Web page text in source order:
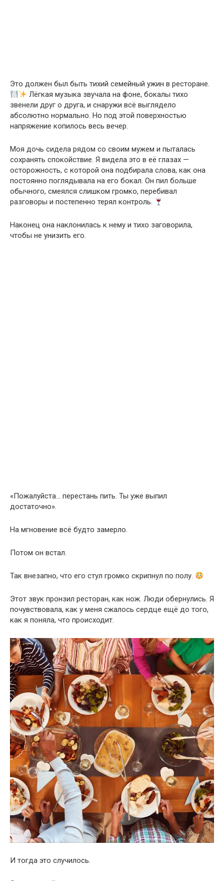
Это должен был быть тихий семейный ужин в ресторане.
Лёгкая музыка звучала на фоне, бокалы тихо
звенели друг о друга, и снаружи всё выглядело
абсолютно нормально. Но под этой поверхностью
напряжение копилось весь вечер.
Моя дочь сидела рядом со своим мужем и пыталась
сохранять спокойствие. Я видела это в её глазах —
осторожность, с которой она подбирала слова, как она
постоянно поглядывала на его бокал. Он пил больше
обычного, смеялся слишком громко, перебивал
разговоры и постепенно терял контроль.
Наконец она наклонилась к нему и тихо заговорила,
чтобы не унизить его.
«Пожалуйста… перестань пить. Ты уже выпил
достаточно».
На мгновение всё будто замерло.
Потом он встал.
Так внезапно, что его стул громко скрипнул по полу.
Этот звук пронзил ресторан, как нож. Люди обернулись. Я
почувствовала, как у меня сжалось сердце ещё до того,
как я поняла, что происходит.
И тогда это случилось.